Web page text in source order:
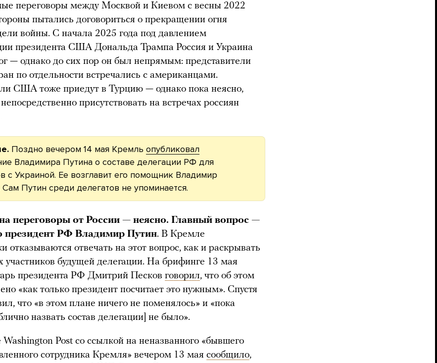
переговоры между Москвой и Киевом с весны 2022
пытались договориться о прекращении огня
войны. С начала 2025 года под давлением
президента США Дональда Трампа Россия и Украина
— однако до сих пор он был непрямым: представители
по отдельности встречались с американцами.
США тоже приедут в Турцию — однако пока неясно,
присутствовать на встречах россиян
Поздно вечером 14 мая Кремль опубликовал
Владимира Путина о составе делегации РФ для
с Украиной. Ее возглавит его помощник Владимир
Путин среди делегатов не упоминается.
переговоры от России — неясно. Главный вопрос —
президент РФ Владимир Путин. В Кремле
отказываются отвечать на этот вопрос, как и раскрывать
участников будущей делегации. На брифинге 13 мая
президента РФ Дмитрий Песков говорил, что об этом
«как только президент посчитает это нужным». Спустя
что «в этом плане ничего не поменялось» и «пока
назвать состав делегации] не было».
Post со ссылкой на неназванного «бывшего
сотрудника Кремля» вечером 13 мая сообщило,